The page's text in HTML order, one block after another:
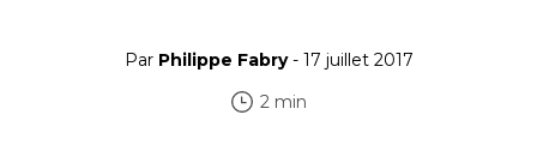
Par Philippe Fabry- 17 juillet 2017
2 min